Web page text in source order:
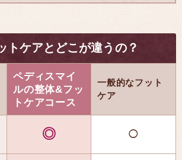
トケアとどこが違うの？
ペディスマイ
ルの整体&フッ
トケアコース
一般的なフット
ケア
◎ ◯